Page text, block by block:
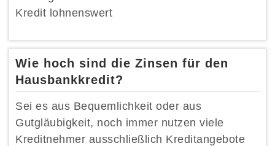
Kredit lohnenswert
Wie hoch sind die Zinsen für den
Hausbankkredit?
Sei es aus Bequemlichkeit oder aus
Gutgläubigkeit, noch immer nutzen viele
Kreditnehmer ausschließlich Kreditangebote